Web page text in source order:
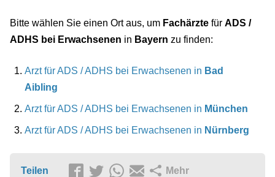
Bitte wählen Sie einen Ort aus, um Fachärzte für ADS /
ADHS bei Erwachsenen in Bayern zu finden:
Arzt für ADS / ADHS bei Erwachsenen in Bad
Aibling
Arzt für ADS / ADHS bei Erwachsenen in München
Arzt für ADS / ADHS bei Erwachsenen in Nürnberg
Teilen Mehr